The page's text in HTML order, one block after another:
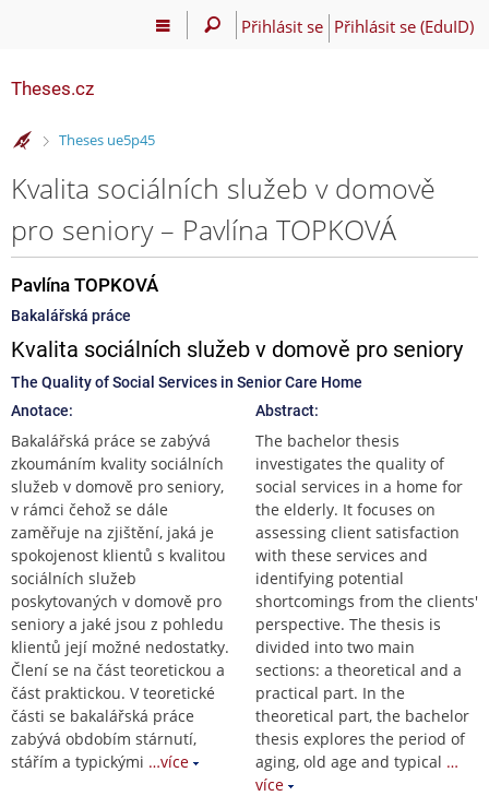
Přihlásit se Přihlásit se (EduID)
Theses.cz
>
Theses ue5p45
Kvalita sociálních služeb v domově
pro seniory – Pavlína TOPKOVÁ
Pavlína TOPKOVÁ
Bakalářská práce
Kvalita sociálních služeb v domově pro seniory
The Quality of Social Services in Senior Care Home
Anotace:
Bakalářská práce se zabývá
zkoumáním kvality sociálních
služeb v domově pro seniory,
v rámci čehož se dále
zaměřuje na zjištění, jaká je
spokojenost klientů s kvalitou
sociálních služeb
poskytovaných v domově pro
seniory a jaké jsou z pohledu
klientů její možné nedostatky.
Člení se na část teoretickou a
část praktickou. V teoretické
části se bakalářská práce
zabývá obdobím stárnutí,
stářím a typickými …více
Abstract:
The bachelor thesis
investigates the quality of
social services in a home for
the elderly. It focuses on
assessing client satisfaction
with these services and
identifying potential
shortcomings from the clients'
perspective. The thesis is
divided into two main
sections: a theoretical and a
practical part. In the
theoretical part, the bachelor
thesis explores the period of
aging, old age and typical …
více